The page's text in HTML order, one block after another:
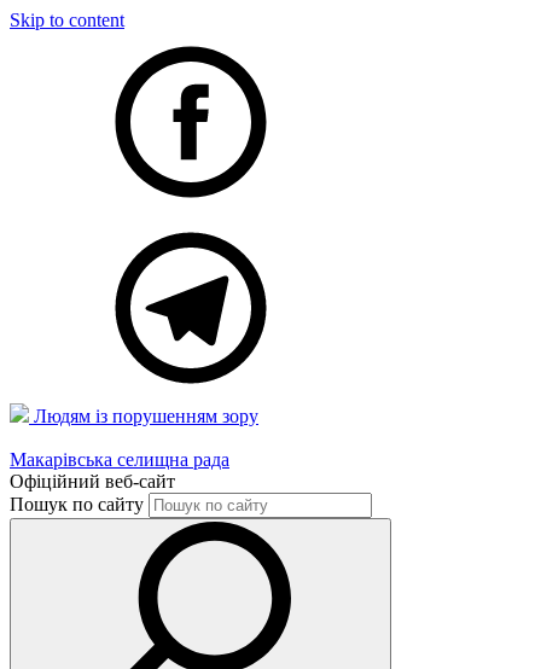
Skip to content
Людям із порушенням зору
Макарівська селищна рада
Офіційний веб-сайт
Пошук по сайту